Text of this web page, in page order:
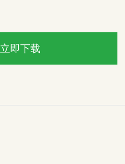
立即下载